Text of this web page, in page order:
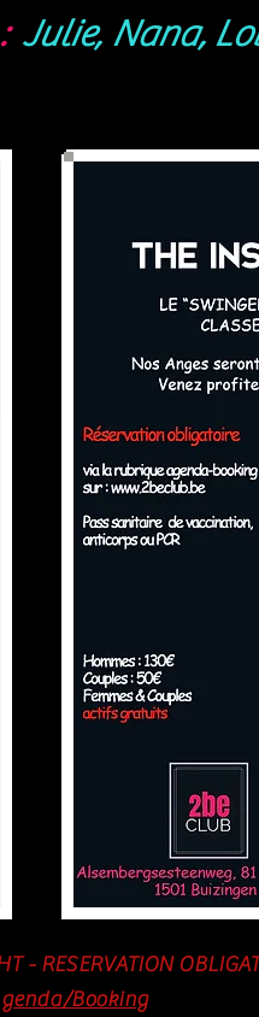
Julie, Nana,
- RESERVATION
Booking